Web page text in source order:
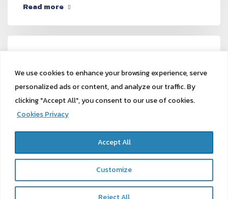
We use cookies to enhance your browsing experience, serve
personalized ads or content, and analyze our traffic. By
clicking "Accept All", you consent to our use of cookies.
Cookies Privacy
Customize
Accept All
Read more
August 27, 2024
Editor Wellness
knowledge
HDL ไขมันดี และ LDL ไขมันเลว